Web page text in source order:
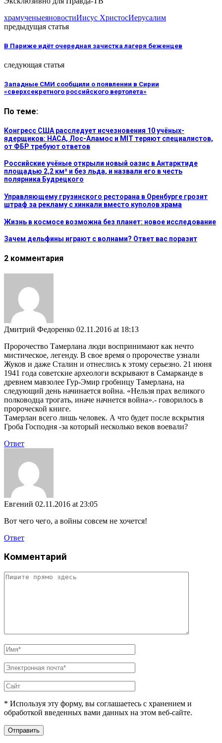
храмученыеяновостиИисус ХристосИерусалим
предыдущая статья
В Париже идёт очередная зачистка лагеря беженцев
следующая статья
Западные СМИ сообщили о появлении в Сирии
«сверхсекретного российского вертолета»
По теме:
Конгресс США расследует исчезновения 10 учёных-
ядерщиков: НАСА, Лос-Аламос и MIT теряют специалистов,
от ФБР требуют ответов
Российские учёные открыли новый оазис в Антарктиде
площадью 2,2 км² и без льда, и назвали его в честь
полярника Будрецкого
Управляющему грузинского ресторана в Оренбурге грозит
штраф за рекламу с хинкали вместо куполов храма
Жизнь в космосе возможна без планет: новое исследование
Зачем дельфины играют с волнами? Ответ вас поразит
2 комментария
Дмитрий Федоренко 02.11.2016 at 18:13
Пророчество Тамерлана люди воспринимают как нечто
мистическое, легенду. В свое время о пророчестве узнали
Жуков и даже Сталин и отнеслись к этому серьезно. 21 июня
1941 года советские археологи вскрывают в Самарканде в
древнем мавзолее Гур-Эмир гробницу Тамерлана, на
следующий день начинается война. «Нельзя прах великого
полководца трогать, иначе начнется война».- говорилось в
пророческой книге.
Тамерлан всего лишь человек. А что будет после вскрытия
Гроба Господня -за который несколько веков воевали?
Ответ
Евгений 02.11.2016 at 23:05
Вот чего чего, а войны совсем не хочется!
Ответ
Комментарий
* Используя эту форму, вы соглашаетесь с хранением и
обработкой введенных вами данных на этом веб-сайте.